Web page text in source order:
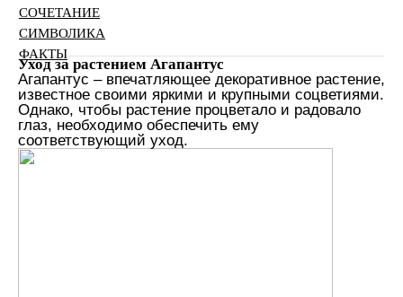
СОЧЕТАНИЕ
СИМВОЛИКА
ФАКТЫ
Уход за растением Агапантус
Агапантус – впечатляющее декоративное растение,
известное своими яркими и крупными соцветиями.
Однако, чтобы растение процветало и радовало
глаз, необходимо обеспечить ему
соответствующий уход.